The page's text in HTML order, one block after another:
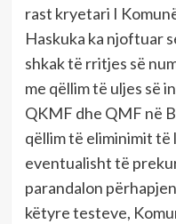
rast kryetari I
Haskuka ka njoftuar
shkak të rritjes së
me qëllim të uljes së
QKMF dhe QMF në
qëllim të eliminimit
eventualisht të
parandalon
këtyre testeve,